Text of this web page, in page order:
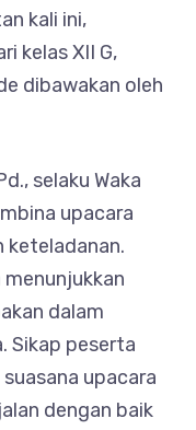
kali ini,
kelas XII G,
dibawakan oleh
selaku Waka
upacara
keteladanan.
dalam
Sikap peserta
upacara
dengan baik